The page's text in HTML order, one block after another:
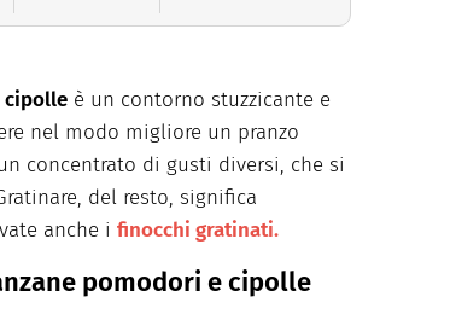
cipolle è un contorno stuzzicante e
nel modo migliore un pranzo
concentrato di gusti diversi, che si
del resto, significa
anche i finocchi gratinati.
pomodori e cipolle